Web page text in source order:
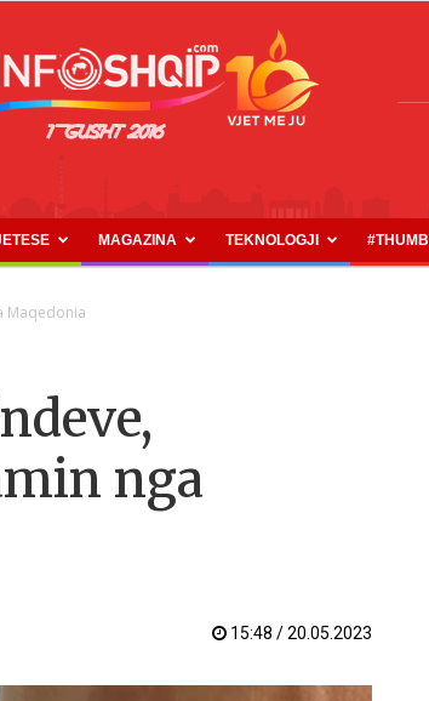
INFOSHQIP.COM
MAGAZINA TEKNOLOGJI #THUMB
Maqedonia
nga
15:48 / 20.05.2023